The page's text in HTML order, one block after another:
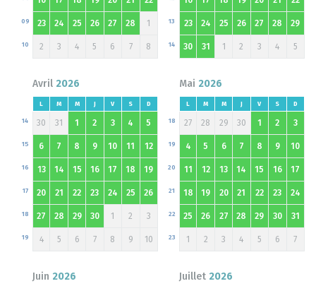
23
09 24 25 26 27 28 1
2
10 3 4 5 6 7 8
23
13 24 25 26 27 28 29
30
14 31 1 2 3 4 5
Avril 2026
L M M J V S D
30
14 31 1 2 3 4 5
6
15 7 8 9 10 11 12
13
16 14 15 16 17 18 19
20
17 21 22 23 24 25 26
27
18 28 29 30 1 2 3
4
19 5 6 7 8 9 10
Mai 2026
L M M J V S D
27
18 28 29 30 1 2 3
4
19 5 6 7 8 9 10
11
20 12 13 14 15 16 17
18
21 19 20 21 22 23 24
25
22 26 27 28 29 30 31
1
23 2 3 4 5 6 7
Juin 2026 Juillet 2026